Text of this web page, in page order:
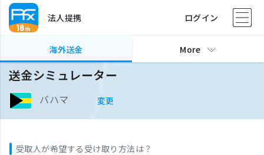
法人提携 ログイン
海外送金 More
送金シミュレーター
バハマ 変更
受取人が希望する受け取り方法は？